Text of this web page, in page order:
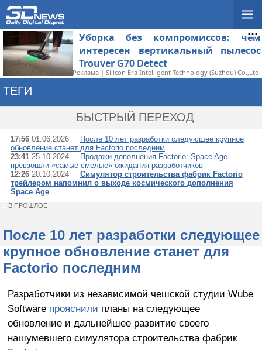
Уборка без компромиссов: чем
интересен вертикальный пылесос
Trouver G70 Detect
Реклама | Silicon Era Intelligent Technology (Suzhou) Co.,Ltd.
ТЕГИ
БЫСТРЫЙ ПЕРЕХОД
17:56 01.06.2026
После 10 лет разработки следующее крупное
обновление станет для Factorio последним
23:41 25.10.2024
Продажи дополнения Factorio: Space Age
превзошли «самые смелые» ожидания разработчиков
12:26 20.10.2024
Симулятор строительства фабрик Factorio
трейлером напомнил о выходе космического дополнения
Space Age
← В ПРОШЛОЕ
После 10 лет разработки следующее
крупное обновление станет для
Factorio последним
Разработчики из независимой чешской студии Wube
Software прояснили планы на следующее
обновление и дальнейшее развитие своего
нашумевшего симулятора строительства фабрик